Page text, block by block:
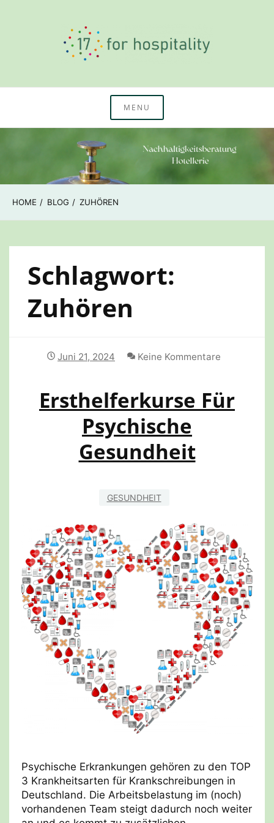
17 for hospitality
MENU
HOME BLOG ZUHÖREN
Schlagwort:
Zuhören
Juni 21, 2024 Keine Kommentare
Ersthelferkurse Für
Psychische
Gesundheit
GESUNDHEIT
Psychische Erkrankungen gehören zu den TOP
3 Krankheitsarten für Krankschreibungen in
Deutschland. Die Arbeitsbelastung im (noch)
vorhandenen Team steigt dadurch noch weiter